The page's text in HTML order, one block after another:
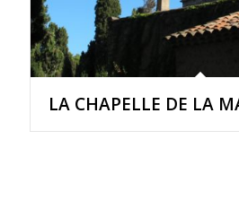
LA CHAPELLE DE LA